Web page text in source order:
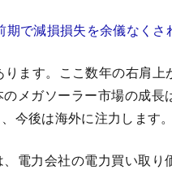
で減損損失を余儀なくさ
ます。ここ数年の右肩
メガソーラー市場の成
今後は海外に注力します。
電力会社の電力買い取り